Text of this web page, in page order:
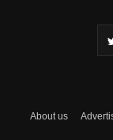
About us